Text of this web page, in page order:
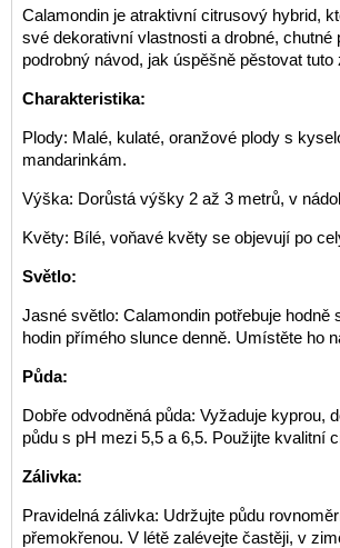
Calamondin je atraktivní citrusový hybrid,
své dekorativní vlastnosti a drobné, chutné
podrobný návod, jak úspěšně pěstovat
Charakteristika:
Plody: Malé, kulaté, oranžové plody s
mandarinkám.
Výška: Dorůstá výšky 2 až 3 metrů, v
Květy: Bílé, voňavé květy se objevují po
Světlo:
Jasné světlo: Calamondin potřebuje hodně
hodin přímého slunce denně. Umístěte ho
Půda:
Dobře odvodněná půda: Vyžaduje kyprou,
půdu s pH mezi 5,5 a 6,5. Použijte kvalitní
Zálivka:
Pravidelná zálivka: Udržujte půdu
přemokřenou. V létě zalévejte častěji, v